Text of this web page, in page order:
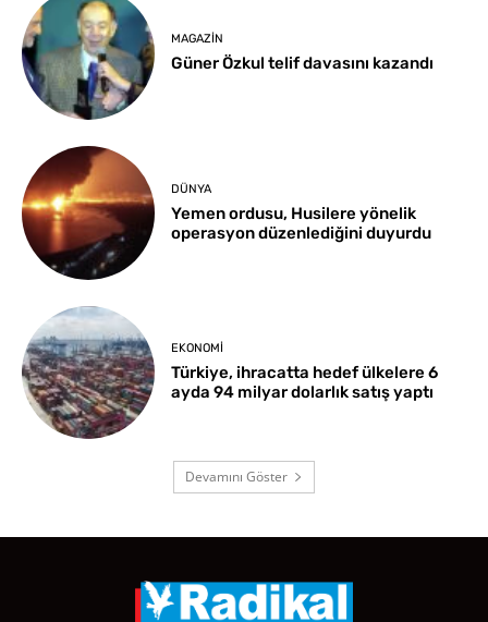
MAGAZIN
Güner Özkul telif davasını kazandı
DÜNYA
Yemen ordusu, Husilere yönelik
operasyon düzenlediğini duyurdu
EKONOMI
Türkiye, ihracatta hedef ülkelere 6
ayda 94 milyar dolarlık satış yaptı
Devamını Göster